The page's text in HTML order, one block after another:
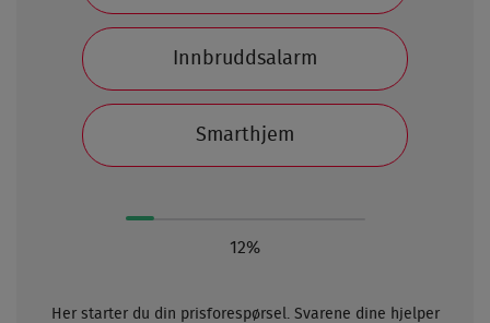
Innbruddsalarm
Smarthjem
12%
Her starter du din prisforespørsel. Svarene dine hjelper